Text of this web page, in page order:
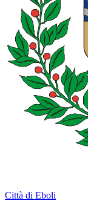
Città di Eboli